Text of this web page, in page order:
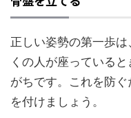
正しい姿勢の第一歩は
くの人が座っている
がちです。これを防
を付けましょう。